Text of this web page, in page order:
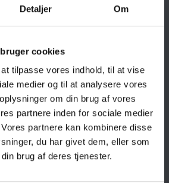
Detaljer Om
cookies
tilpasse vores indhold, til at vise
medier og til at analysere vores
om din brug af vores
partnere inden for sociale medier
partnere kan kombinere disse
du har givet dem, eller som
brug af deres tjenester.